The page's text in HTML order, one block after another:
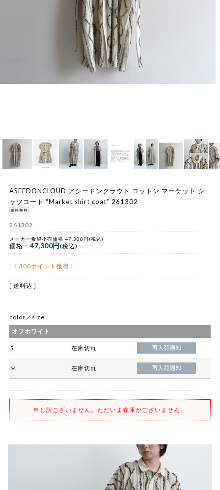
ASEEDONCLOUD アシードンクラウド コットン マーケット シ
ャツコート “Market shirt coat” 261302
261302
メーカー希望小売価格 47,300円(税込)
価格 : 47,300円(税込)
[ 4,300ポイント獲得 ]
[ 送料込 ]
color／size
オフホワイト
S 在庫切れ
M 在庫切れ
申し訳ございません。ただいま在庫がございません。